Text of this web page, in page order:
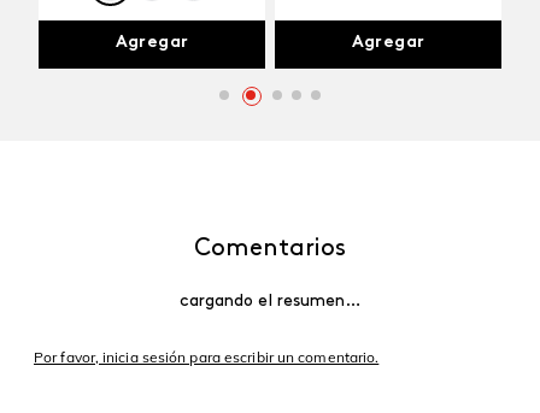
Agregar Agregar
Comentarios
cargando el resumen…
Por favor, inicia sesión para escribir un comentario.